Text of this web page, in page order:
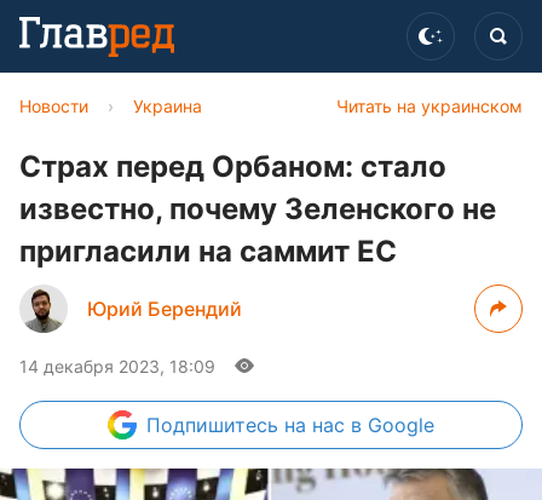
Читать на украинском
Новости › Украина
Страх перед Орбаном: стало
известно, почему Зеленского не
пригласили на саммит ЕС
Юрий Берендий
14 декабря 2023, 18:09
Подпишитесь на нас в Google